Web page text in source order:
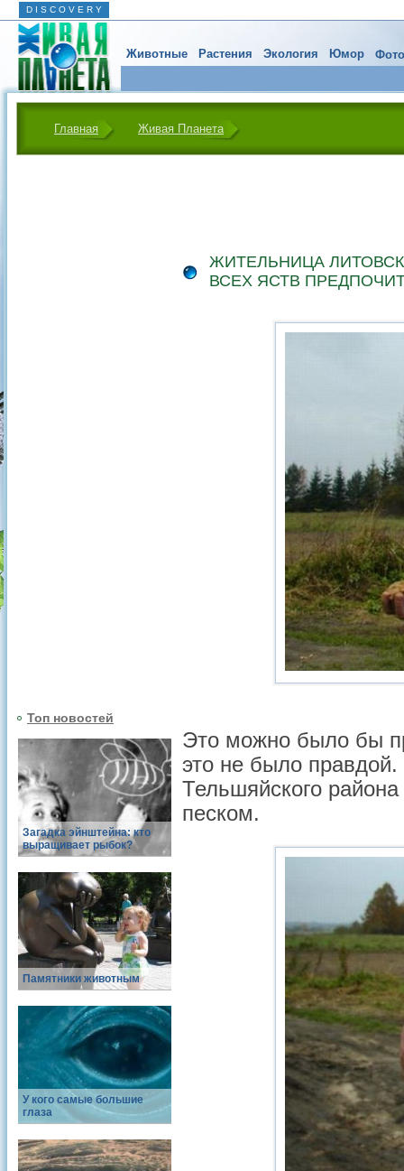
D I S C O V E R Y
Животные Растения Экология Юмор
Главная Живая Планета
Топ новостей
Загадка эйнштейна: кто
выращивает рыбок?
Памятники животным
У кого самые большие
глаза
ЖИТЕЛЬНИЦА
ВСЕХ ЯСТВ
Это можно было бы
это не было
Тельшяйского
песком.